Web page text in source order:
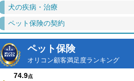
犬の疾病・治療
ペット保険の契約
ペット保険
オリコン顧客満足度ランキング
74.9点